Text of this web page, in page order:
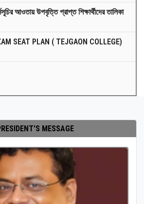
আওতায় উপবৃত্তি প্রাপ্ত শিক্ষার্থীদের তালিকা
SEAT PLAN ( TEJGAON COLLEGE)
MESSAGE